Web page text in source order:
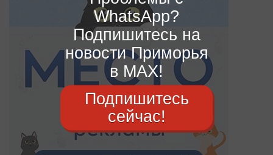
WhatsApp?
Подпишитесь на
новости Приморья
в MAX!
Подпишитесь
сейчас!